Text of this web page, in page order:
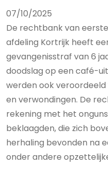
07/10/2025
De rechtbank van
afdeling Kortrijk heeft
gevangenisstraf van 6
doodslag op een café-
werden ook
en verwondingen. De
rekening met het
beklaagden, die zich
herhaling bevonden na
onder andere